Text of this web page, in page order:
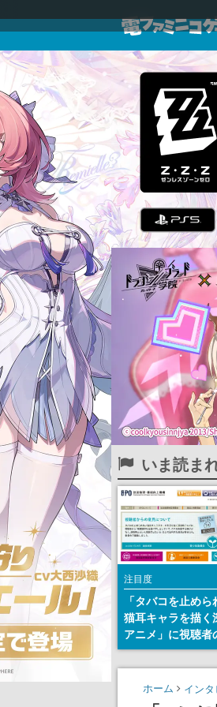
いま読ま
注目度
「タバコを止め
猫耳キャラを描く
アニメ」に視聴者
から批判意見。違
の使用と思しき描
めて、BPOが議論
ホーム イン